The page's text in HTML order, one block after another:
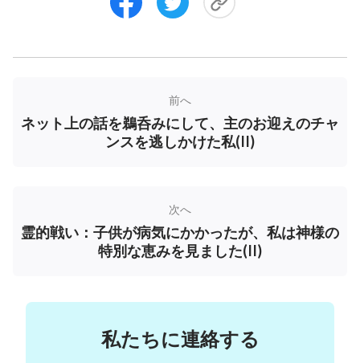
で全能神教会に関する人騒がせな記述を読んだ時、
さずにいられませんでした。劉兄弟と連絡を取り続
た。そこで、真理を探究するチャンスを捨て去り、
全能神教会の兄弟姉妹の連絡先を全て消す準備をし
ました。しかし彼らとの付き合いを全て思い起こし
な」と感じ、躊躇しました。その時期、劉兄弟から
たくさんのメッセージやいくつかの映画や動画が送
した、「ウィリアムさん、送ることに別に意味はあ
前へ
ネット上の話を鵜呑みにして、主のお迎えのチャ
ンスを逃しかけた私(II)
次へ
霊的戦い：子供が病気にかかったが、私は神様の
特別な恵みを見ました(II)
私たちに連絡する